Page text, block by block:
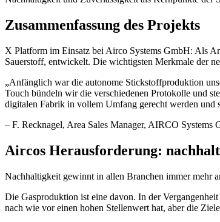
Zusammenfassung des Projekts
X Platform im Einsatz bei Airco Systems GmbH: Als
Sauerstoff, entwickelt. Die wichtigsten Merkmale der
„Anfänglich war die autonome Stickstoffproduktion
Touch bündeln wir die verschiedenen Protokolle und
digitalen Fabrik in vollem Umfang gerecht werden und
– F. Recknagel, Area Sales Manager, AIRCO Systems
Aircos Herausforderung:
Nachhaltigkeit gewinnt in allen Branchen immer mehr
Die Gasproduktion ist eine davon. In der
nach wie vor einen hohen Stellenwert hat, aber die